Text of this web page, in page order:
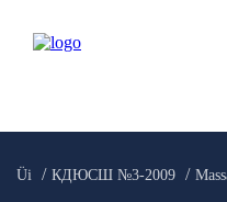
Üi КДЮСШ №3-2009